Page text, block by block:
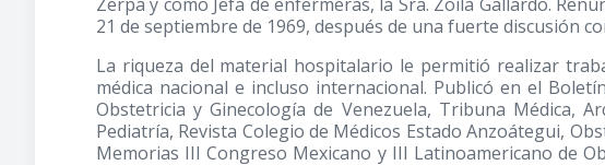
21 de septiembre de 1969, después de una fuerte discusión
La riqueza del material hospitalario le permitió realizar
médica nacional e incluso internacional. Publicó en el
Obstetricia y Ginecología de Venezuela, Tribuna Médica,
Pediatría, Revista Colegio de Médicos Estado Anzoátegui,
Memorias III Congreso Mexicano y III Latinoamericano de